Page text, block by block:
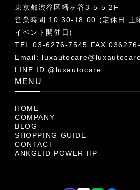
東京都渋谷区幡ヶ谷3-5-5 2F
営業時間 10:30-18:00 (定休日 土
イベント開催日)
TEL:03-6276-7545
Email:
LINE ID @luxautocare
MENU
HOME
COMPANY
BLOG
SHOPPING GUIDE
CONTACT
ANKGLID POWER HP